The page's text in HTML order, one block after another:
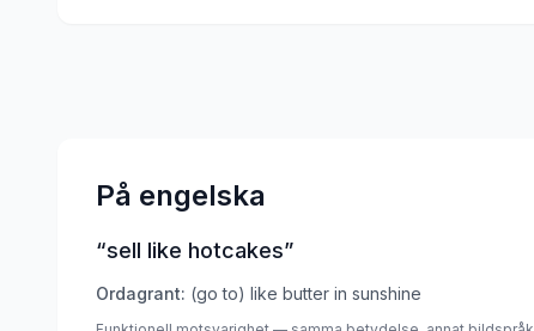
På engelska
“sell like hotcakes”
Ordagrant: (go to) like butter in sunshine